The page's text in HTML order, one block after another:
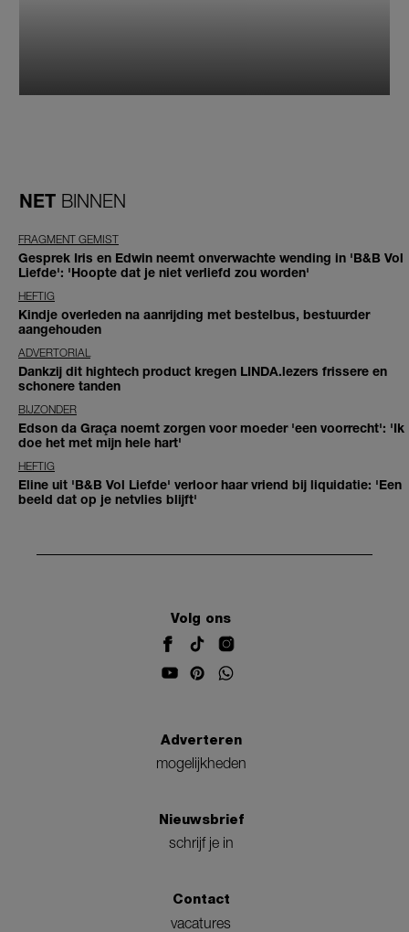
NET BINNEN
FRAGMENT GEMIST
Gesprek Iris en Edwin neemt onverwachte wending in 'B&B Vol
Liefde': 'Hoopte dat je niet verliefd zou worden'
HEFTIG
Kindje overleden na aanrijding met bestelbus, bestuurder
aangehouden
ADVERTORIAL
Dankzij dit hightech product kregen LINDA.lezers frissere en
schonere tanden
BIJZONDER
Edson da Graça noemt zorgen voor moeder 'een voorrecht': 'Ik
doe het met mijn hele hart'
HEFTIG
Eline uit 'B&B Vol Liefde' verloor haar vriend bij liquidatie: 'Een
beeld dat op je netvlies blijft'
Volg ons
Adverteren
mogelijkheden
Nieuwsbrief
schrijf je in
Contact
vacatures